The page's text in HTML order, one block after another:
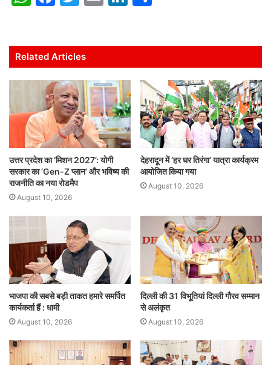
s
A
p
e
b
o
o
k
er l
e
dI
n
e
Related Articles
उत्तर प्रदेश का ‘मिशन 2027’: योगी
सरकार का ‘Gen-Z प्लान’ और भविष्य की
राजनीति का नया रोडमैप
August 10, 2026
देहरादून में ‘हर घर तिरंगा’ यात्रा कार्यक्रम
आयोजित किया गया
August 10, 2026
भाजपा की सबसे बड़ी ताकत हमारे समर्पित
कार्यकर्ता हैं : धामी
August 10, 2026
दिल्ली की 31 विभूतियां दिल्ली गौरव सम्मान
से अलंकृत
August 10, 2026